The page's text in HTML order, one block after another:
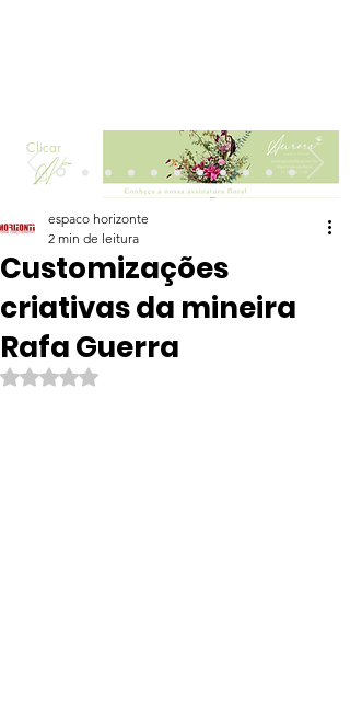
Clicar
Customizações
criativas da mineira
Rafa Guerra
espaco horizonte
2 min de leitura
Avaliado com NaN de 5 estrelas.